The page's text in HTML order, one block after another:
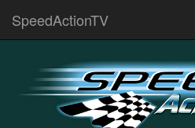
SpeedActionTV